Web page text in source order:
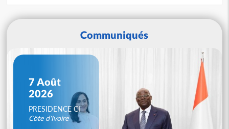
Communiqués
7 Août
2026
PRESIDENCE CI
Côte d'Ivoire